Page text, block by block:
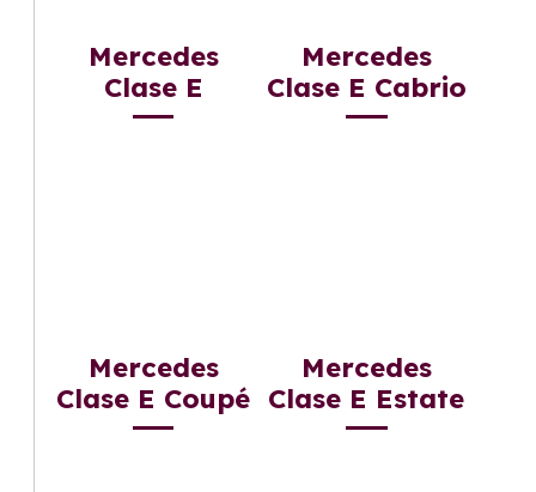
Mercedes
Clase E
Mercedes
Clase E Cabrio
Mercedes
Clase E Coupé
Mercedes
Clase E Estate